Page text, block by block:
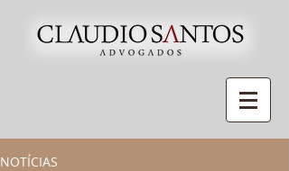
NOTÍCIAS